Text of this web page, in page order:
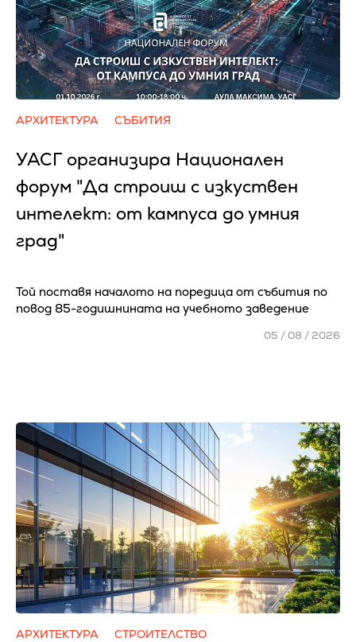
АРХИТЕКТУРА СЪБИТИЯ
УАСГ организира Национален
форум "Да строиш с изкуствен
интелект: от кампуса до умния
град"
Той поставя началото на поредица от събития по
повод 85-годишнината на учебното заведение
05 / 08 / 2026
АРХИТЕКТУРА СТРОИТЕЛСТВО